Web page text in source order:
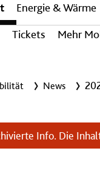
Tickets Mehr
Energie & Wärme
News
Info. Die